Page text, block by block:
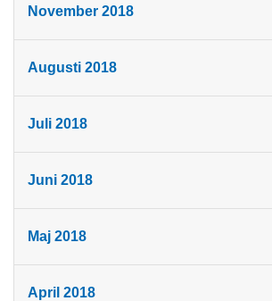
November 2018
Augusti 2018
Juli 2018
Juni 2018
Maj 2018
April 2018